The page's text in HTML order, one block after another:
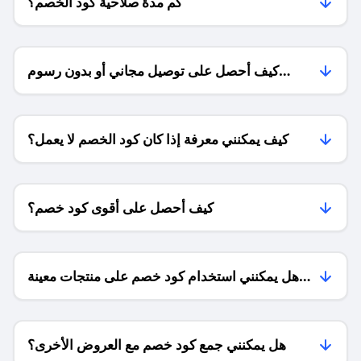
كيف أحصل على توصيل مجاني أو بدون رسوم
الشحن ؟
كيف يمكنني معرفة إذا كان كود الخصم لا يعمل؟
كيف أحصل على أقوى كود خصم؟
هل يمكنني استخدام كود خصم على منتجات معينة
فقط؟
هل يمكنني جمع كود خصم مع العروض الأخرى؟